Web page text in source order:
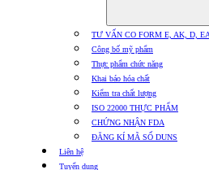
TƯ VẤN CO FORM E, AK, D,
Công bố mỹ phẩm
Thực phẩm chức năng
Khai báo hóa chất
Kiểm tra chất lượng
ISO 22000 THỰC PHẨM
CHỨNG NHẬN FDA
ĐĂNG KÍ MÃ SỐ DUNS
Liên hệ
Tuyển dụng